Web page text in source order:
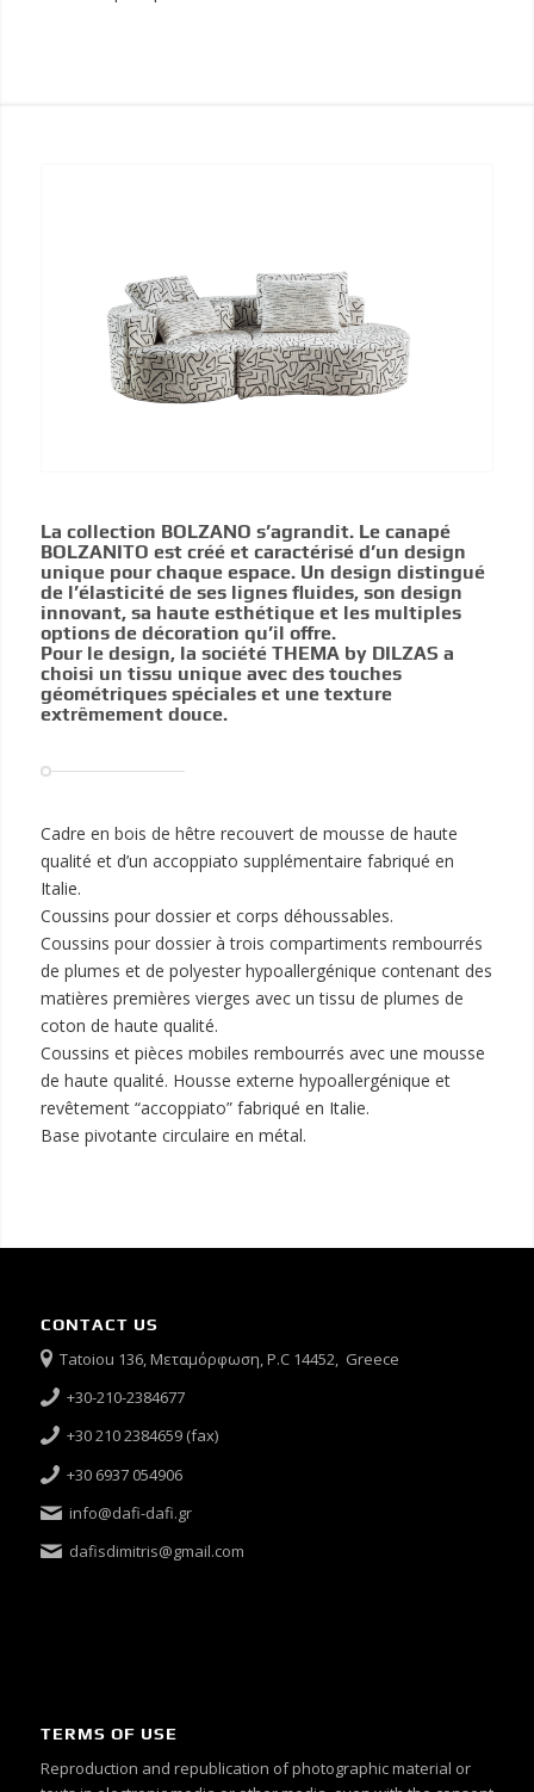
La collection BOLZANO s’agrandit. Le canapé
BOLZANITO est créé et caractérisé d’un design
unique pour chaque espace. Un design distingué
de l’élasticité de ses lignes fluides, son design
innovant, sa haute esthétique et les multiples
options de décoration qu’il offre.
Pour le design, la société THEMA by DILZAS a
choisi un tissu unique avec des touches
géométriques spéciales et une texture
extrêmement douce.
Cadre en bois de hêtre recouvert de mousse de haute
qualité et d’un accoppiato supplémentaire fabriqué en
Italie.
Coussins pour dossier et corps déhoussables.
Coussins pour dossier à trois compartiments rembourrés
de plumes et de polyester hypoallergénique contenant des
matières premières vierges avec un tissu de plumes de
coton de haute qualité.
Coussins et pièces mobiles rembourrés avec une mousse
de haute qualité. Housse externe hypoallergénique et
revêtement “accoppiato” fabriqué en Italie.
Base pivotante circulaire en métal.
CONTACT US
Tatoiou 136, Μεταμόρφωση, P.C 14452, Greece
+30-210-2384677
+30 210 2384659 (fax)
+30 6937 054906
info@dafi-dafi.gr
dafisdimitris@gmail.com
TERMS OF USE
Reproduction and republication of photographic material or